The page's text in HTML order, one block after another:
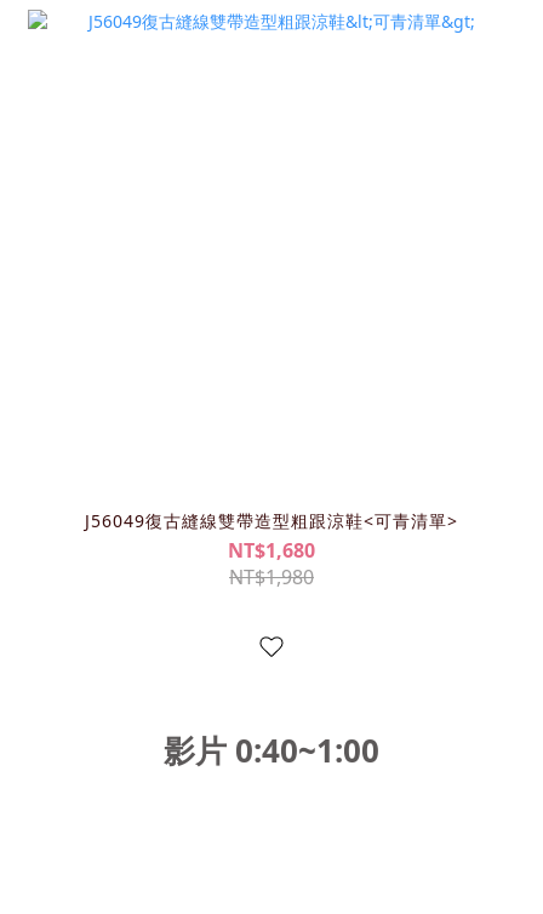
J56049復古縫線雙帶造型粗跟涼鞋<可青清單>
NT$1,680
NT$1,980
影片 0:40~1:00